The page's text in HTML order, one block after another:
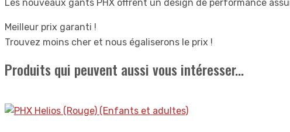
Les nouveaux gants PHX offrent un design de performance
Meilleur prix garanti !
Trouvez moins cher et nous égaliserons le prix !
Produits qui peuvent aussi vous intéresser...